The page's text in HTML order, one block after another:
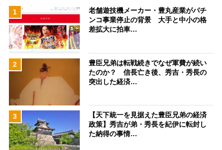
1
老舗遊技機メーカー・豊丸産業がパチ
ンコ事業停止の背景 大手と中小の格
差拡大に拍車…
2
豊臣兄弟は転戦続きでなぜ軍費が続い
たのか？ 信長亡き後、秀吉・秀長の
突出した経済…
3
【天下統一を見据えた豊臣兄弟の経済
政策】秀吉が弟・秀長を紀伊に転封し
た納得の事情…